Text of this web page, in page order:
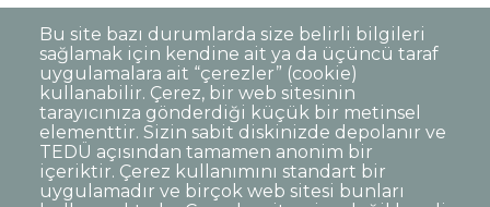
Bu site bazı durumlarda size belirli bilgileri
sağlamak için kendine ait ya da üçüncü taraf
uygulamalara ait “çerezler” (cookie)
kullanabilir. Çerez, bir web sitesinin
tarayıcınıza gönderdiği küçük bir metinsel
elementtir. Sizin sabit diskinizde depolanır ve
TEDÜ açısından tamamen anonim bir
içeriktir. Çerez kullanımını standart bir
uygulamadır ve birçok web sitesi bunları
Dipnot
Sıkça Sorulan Sorular
Kişisel Verilerin Korunması